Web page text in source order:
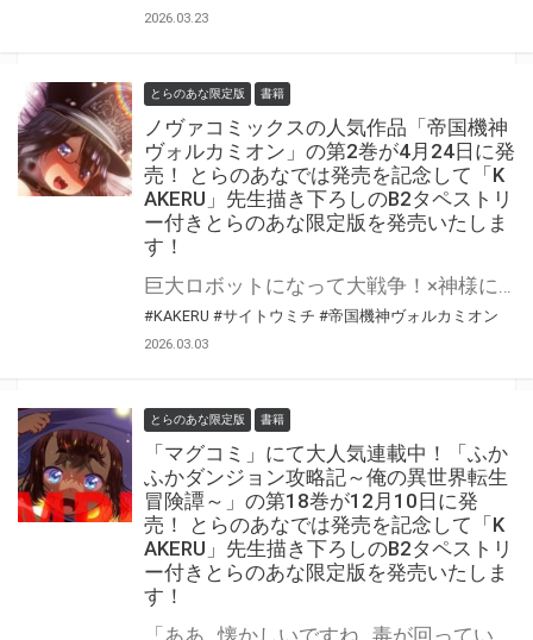
2026.03.23
とらのあな限定版 書籍
ノヴァコミックスの人気作品「帝国機神
ヴォルカミオン」の第2巻が4月24日に発
売！ とらのあなでは発売を記念して「K
AKERU」先生描き下ろしのB2タペストリ
ー付きとらのあな限定版を発売いたしま
す！
#KAKERU #サイトウミチ #帝国機神ヴォルカミオン
2026.03.03
とらのあな限定版 書籍
「マグコミ」にて大人気連載中！「ふか
ふかダンジョン攻略記～俺の異世界転生
冒険譚～」の第18巻が12月10日に発
売！ とらのあなでは発売を記念して「K
AKERU」先生描き下ろしのB2タペストリ
ー付きとらのあな限定版を発売いたしま
す！